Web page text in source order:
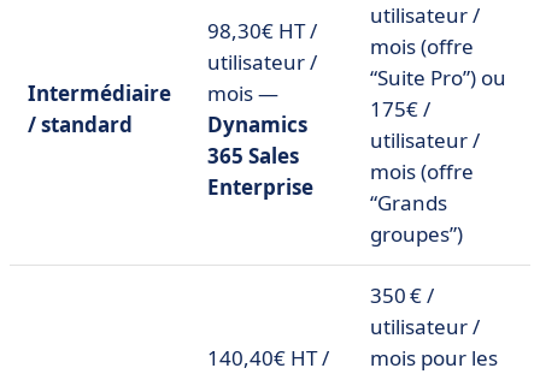
Intermédiaire
/ standard
98,30€ HT /
utilisateur /
mois —
Dynamics
365 Sales
Enterprise
utilisateur /
mois (offre
“Suite Pro”) ou
175€ /
utilisateur /
mois (offre
“Grands
groupes”)
140,40€ HT /
350 € /
utilisateur /
mois pour les